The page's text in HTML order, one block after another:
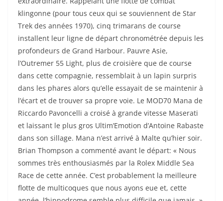
klingonne (pour tous ceux qui se souviennent de Star
Trek des années 1970), cinq trimarans de course
installent leur ligne de départ chronométrée depuis les
profondeurs de Grand Harbour. Pauvre Asie,
l’Outremer 55 Light, plus de croisière que de course
dans cette compagnie, ressemblait à un lapin surpris
dans les phares alors qu’elle essayait de se maintenir à
l’écart et de trouver sa propre voie. Le MOD70 Mana de
Riccardo Pavoncelli a croisé à grande vitesse Maserati
et laissant le plus gros Ultim’Emotion d’Antoine Rabaste
dans son sillage. Mana n’est arrivé à Malte qu’hier soir.
Brian Thompson a commenté avant le départ: « Nous
sommes très enthousiasmés par la Rolex Middle Sea
Race de cette année. C’est probablement la meilleure
flotte de multicoques que nous ayons eue et, cette